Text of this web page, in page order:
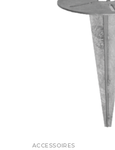
ACCESSOIRES